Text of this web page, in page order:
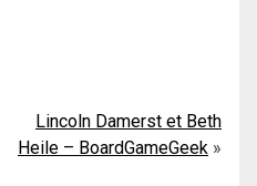
Lincoln Damerst et Beth
Heile – BoardGameGeek